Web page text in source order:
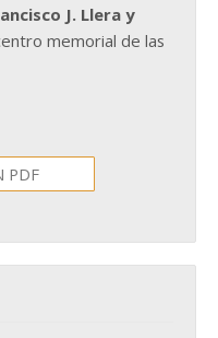
J. Llera y
memorial de las
PDF